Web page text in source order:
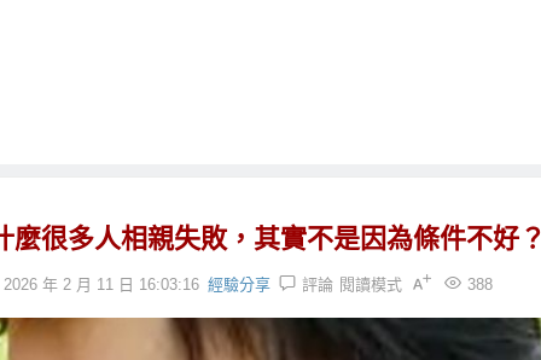
麼很多人相親失敗，其實不是因為條件不好？
2026 年 2 月 11 日 16:03:16 經驗分享 評論 388
閱讀模式